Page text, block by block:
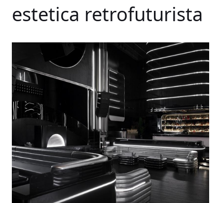
estetica retrofuturista